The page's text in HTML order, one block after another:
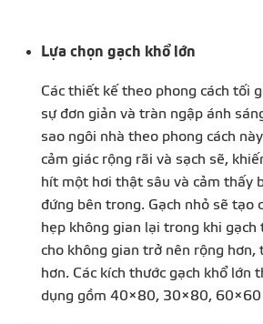
Lựa chọn gạch khổ lớn
Các thiết kế theo phong cách tối
sự đơn giản và tràn ngập ánh
sao ngôi nhà theo phong cách
cảm giác rộng rãi và sạch sẽ,
hít một hơi thật sâu và cảm thấy
đứng bên trong. Gạch nhỏ sẽ tạo
hẹp không gian lại trong khi gạch
cho không gian trở nên rộng hơn,
hơn. Các kích thước gạch khổ lớn
dụng gồm 40×80, 30×80, 60×60